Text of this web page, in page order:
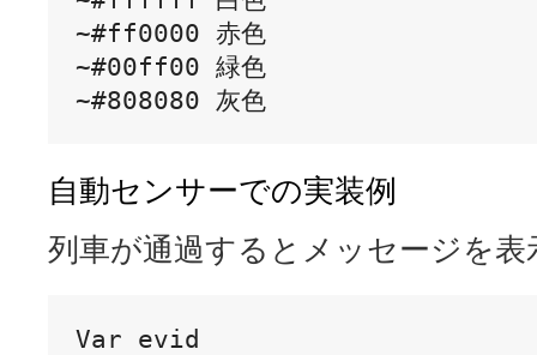
~#ff0000 赤色
~#00ff00 緑色
~#808080 灰色
自動センサーでの実装例
列車が通過するとメッセージを
Var evid